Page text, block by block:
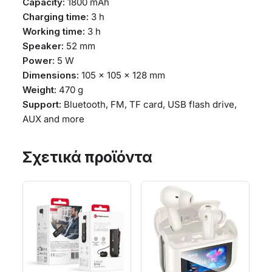
Charging time: 3 h
Working time: 3 h
Speaker: 52 mm
Power: 5 W
Dimensions: 105 × 105 × 128 mm
Weight: 470 g
Support: Bluetooth, FM, TF card, USB flash drive,
AUX and more
Σχετικά προϊόντα